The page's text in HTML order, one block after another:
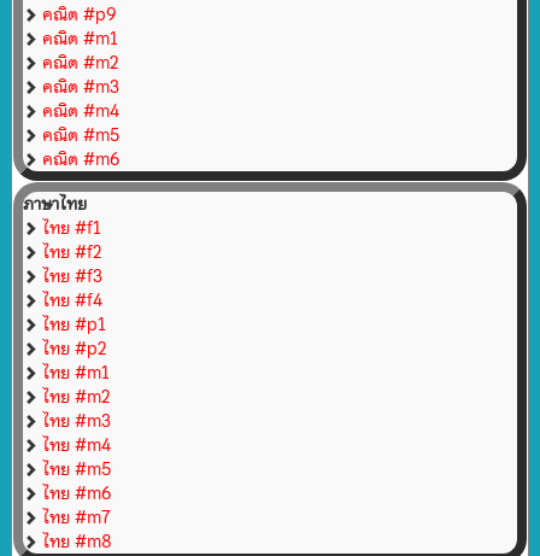
คณิต #p9
คณิต #m1
คณิต #m2
คณิต #m3
คณิต #m4
คณิต #m5
คณิต #m6
ภาษาไทย
ไทย #f1
ไทย #f2
ไทย #f3
ไทย #f4
ไทย #p1
ไทย #p2
ไทย #m1
ไทย #m2
ไทย #m3
ไทย #m4
ไทย #m5
ไทย #m6
ไทย #m7
ไทย #m8